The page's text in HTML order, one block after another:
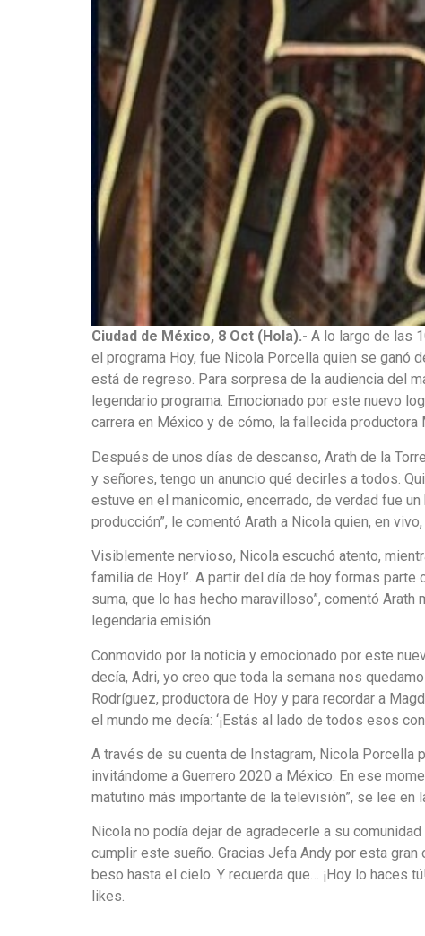
Ciudad de México, 8 Oct (Hola).- A lo largo de las
el programa Hoy, fue Nicola Porcella quien se ganó
está de regreso. Para sorpresa de la audiencia del
legendario programa. Emocionado por este nuevo
carrera en México y de cómo, la fallecida
Después de unos días de descanso, Arath de la
y señores, tengo un anuncio qué decirles a todos.
estuve en el manicomio, encerrado, de verdad fue
producción”, le comentó Arath a Nicola quien, en
Visiblemente nervioso, Nicola escuchó atento,
familia de Hoy!’. A partir del día de hoy formas
suma, que lo has hecho maravilloso”, comentó
legendaria emisión.
Conmovido por la noticia y emocionado por este
decía, Adri, yo creo que toda la semana nos
Rodríguez, productora de Hoy y para recordar a
el mundo me decía: ‘¡Estás al lado de todos esos
A través de su cuenta de Instagram, Nicola Porcella
invitándome a Guerrero 2020 a México. En ese
matutino más importante de la televisión”, se lee en
Nicola no podía dejar de agradecerle a su
cumplir este sueño. Gracias Jefa Andy por esta
beso hasta el cielo. Y recuerda que… ¡Hoy lo haces
likes.